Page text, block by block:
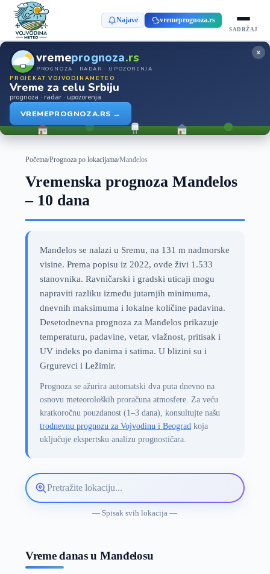
Najave vremeprognoza.rs
SADRŽAJ
vremeprognoza.rs
PROGNOZA · RADAR · UPOZORENJA
PROJEKAT VOJVODINAMETEO
Vreme za celu Srbiju
prognoza · radar · upozorenja
VREMEPROGNOZA.RS →
×
Početna/Prognoza po lokacijama/Manđelos
Vremenska prognoza Manđelos
– 10 dana
Manđelos se nalazi u Sremu, na 131 m nadmorske
visine. Prema popisu iz 2022, ovde živi 1.533
stanovnika. Ravničarski i gradski uticaji mogu
napraviti razliku između jutarnjih minimuma,
dnevnih maksimuma i lokalne količine padavina.
Desetodnevna prognoza za Manđelos prikazuje
temperaturu, padavine, vetar, vlažnost, pritisak i
UV indeks po danima i satima. U blizini su i
Grgurevci i Ležimir.
Prognoza se ažurira automatski dva puta dnevno na
osnovu meteoroloških proračuna atmosfere. Za veću
kratkoročnu pouzdanost (1–3 dana), konsultujte našu
trodnevnu prognozu za Vojvodinu i Beogradkoja
uključuje ekspertsku analizu prognostičara.
Pretražite
lokaciju
— Spisak svih lokacija —
Vreme danas u Manđelosu